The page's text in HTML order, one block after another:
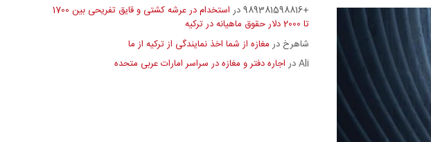
+989381598816
در
استخدام در عرشه کشتی و قایق تفریحی بین 1700
تا 2000 دلار حقوق ماهیانه در ترکیه
شاهرخ در مغازه از شما اخذ نمایندگی از ترکیه از ما
Aliدر اجاره دفتر و مغازه در سراسر امارات عربی متحده